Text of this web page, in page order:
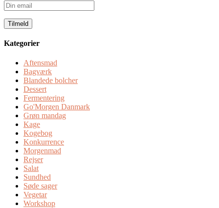
Din
email
Kategorier
Aftensmad
Bagværk
Blandede bolcher
Dessert
Fermentering
Go'Morgen Danmark
Grøn mandag
Kage
Kogebog
Konkurrence
Morgenmad
Rejser
Salat
Sundhed
Søde sager
Vegetar
Workshop